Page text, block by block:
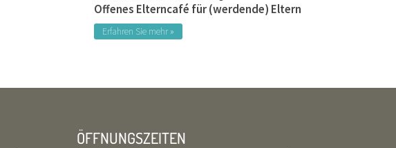
Offenes Elterncafé für (werdende) Eltern
Erfahren Sie mehr »
ÖFFNUNGSZEITEN